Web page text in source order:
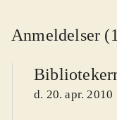
Anmeldelser
d. 20. apr. 2010